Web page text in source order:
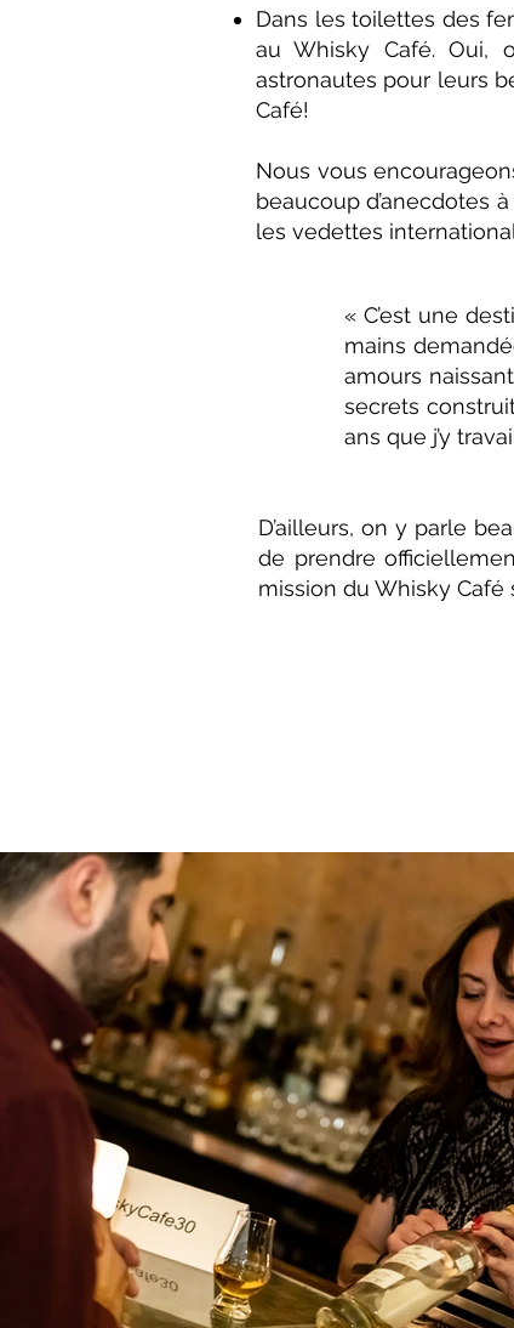
Dans les toilettes des
au Whisky Café. Oui,
astronautes pour leurs
Café!​
Nous vous
beaucoup d’anecdotes
les vedettes
«C’est une
mains
amours
secrets
ans que j’y
D’ailleurs, on y parle
de prendre
mission du Whisky Café